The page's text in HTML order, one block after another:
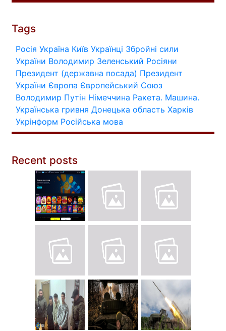
Tags
Росія Україна Київ Українці Збройні сили
України Володимир Зеленський Росіяни
Президент (державна посада) Президент
України Європа Європейський Союз
Володимир Путін Німеччина Ракета. Машина.
Українська гривня Донецька область Харків
Укрінформ Російська мова
Recent posts